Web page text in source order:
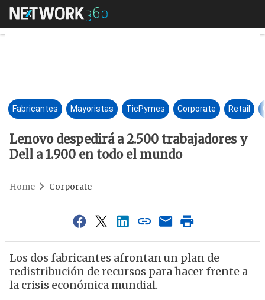
Lenovo despedirá a 2.500
Fabricantes Mayoristas TicPymes Corporate Retail
Lenovo despedirá a 2.500 trabajadores y
Dell a 1.900 en todo el mundo
Home Corporate
Los dos fabricantes afrontan un plan de
redistribución de recursos para hacer frente a
la crisis económica mundial.